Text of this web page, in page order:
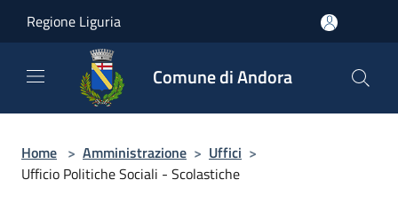
Regione Liguria
Comune di Andora
Home > Amministrazione > Uffici >
Ufficio Politiche Sociali - Scolastiche